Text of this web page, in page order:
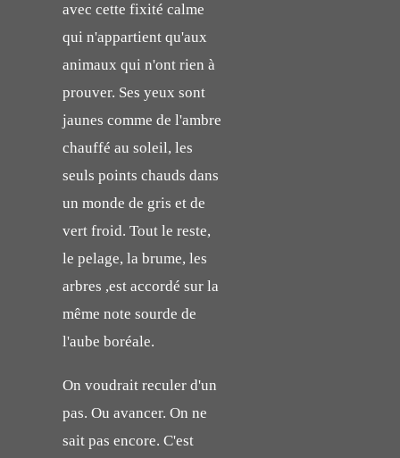
avec cette fixité calme
qui n'appartient qu'aux
animaux qui n'ont rien à
prouver. Ses yeux sont
jaunes comme de l'ambre
chauffé au soleil, les
seuls points chauds dans
un monde de gris et de
vert froid. Tout le reste,
le pelage, la brume, les
arbres ,est accordé sur la
même note sourde de
l'aube boréale.
On voudrait reculer d'un
pas. Ou avancer. On ne
sait pas encore. C'est